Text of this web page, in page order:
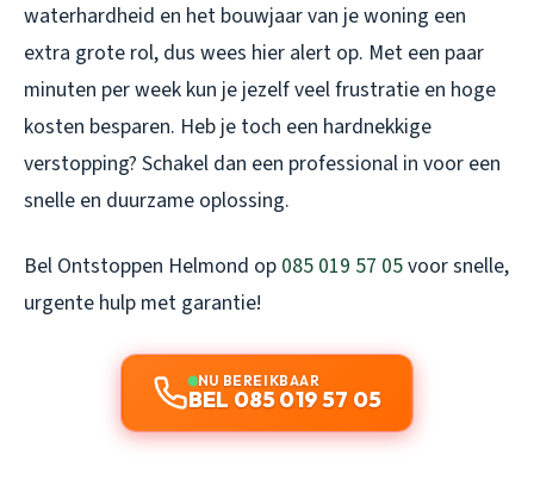
waterhardheid en het bouwjaar van je woning een
extra grote rol, dus wees hier alert op. Met een paar
minuten per week kun je jezelf veel frustratie en hoge
kosten besparen. Heb je toch een hardnekkige
verstopping? Schakel dan een professional in voor een
snelle en duurzame oplossing.
Bel Ontstoppen Helmond op 085 019 57 05voor snelle,
urgente hulp met garantie!
NU BEREIKBAAR
BEL 085 019 57 05